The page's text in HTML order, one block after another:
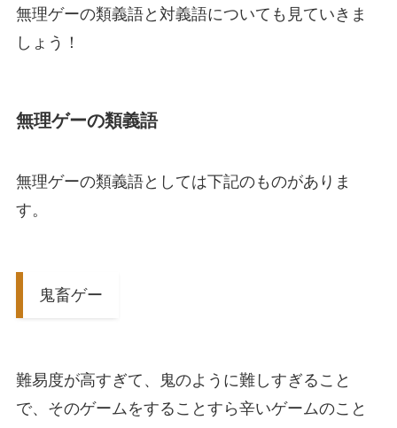
無理ゲーの類義語と対義語についても見ていきま
しょう！
無理ゲーの類義語
無理ゲーの類義語としては下記のものがありま
す。
鬼畜ゲー
難易度が高すぎて、鬼のように難しすぎること
で、そのゲームをすることすら辛いゲームのこと